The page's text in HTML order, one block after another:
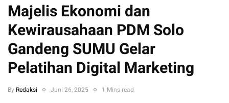
Majelis Ekonomi dan
Kewirausahaan PDM Solo
Gandeng SUMU Gelar
Pelatihan Digital Marketing
By Redaksi Juni 26, 2025 1 Mins read